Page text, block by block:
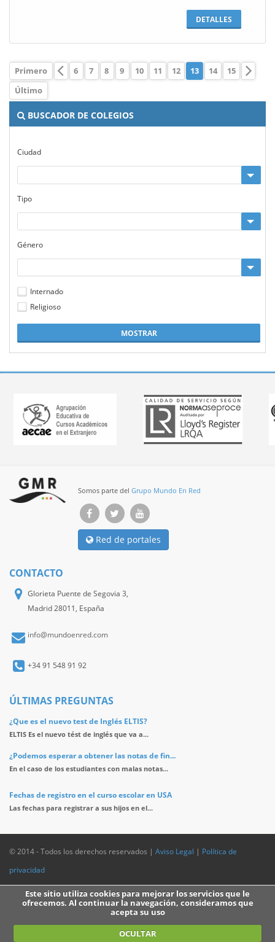
DETALLES
Primero 6 7 8 9 10 11 12 13 14
15
Último
BUSCADOR DE COLEGIOS
Ciudad
Tipo
Género
Internado
Religioso
MOSTRAR
Somos parte del Grupo Mundo En Red
Red de portales
CONTACTO
Glorieta Puente de Segovia 3,
Madrid 28011, España
info@mundoenred.com
+34 91 548 91 92
ÚLTIMAS PREGUNTAS
¿Que es el nuevo test de Inglés ELTIS?
ELTIS Es el nuevo tést de inglés que va a...
¿Podemos esperar a obtener las notas de fin...
En el caso de los estudiantes con malas notas...
Fechas de registro en el curso escolar en USA
Las fechas para registrar a sus hijos en el...
© 2014 - Todos los derechos reservados | Aviso Legal | Política de
privacidad
Este sitio utiliza cookies para mejorar los servicios que le
ofrecemos. Al continuar la navegación, consideramos que
acepta su uso
OCULTAR